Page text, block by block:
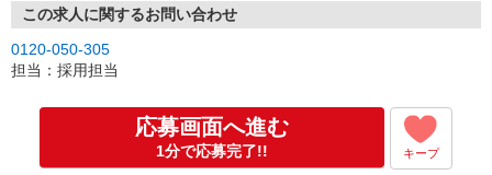
※ご希望があれば、職場見学の調整もOKです！
お気軽にご応募ください♪
この求人に関するお問い合わせ
0120-050-305
担当：採用担当
応募画面へ進む
1分で応募完了!! キープ